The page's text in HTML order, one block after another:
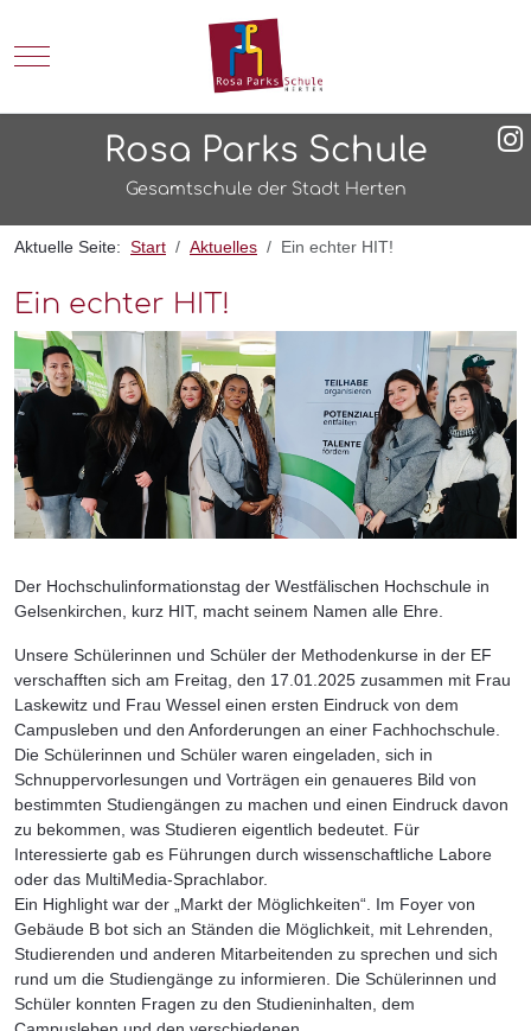
Mobile Menu Toggle
Rosa Parks Schule
Gesamtschule der Stadt Herten
Aktuelle Seite: Start Aktuelles Ein echter HIT!
Ein echter HIT!
Der Hochschulinformationstag der Westfälischen Hochschule in
Gelsenkirchen, kurz HIT, macht seinem Namen alle Ehre.
Unsere Schülerinnen und Schüler der Methodenkurse in der EF
verschafften sich am Freitag, den 17.01.2025 zusammen mit Frau
Laskewitz und Frau Wessel einen ersten Eindruck von dem
Campusleben und den Anforderungen an einer Fachhochschule.
Die Schülerinnen und Schüler waren eingeladen, sich in
Schnuppervorlesungen und Vorträgen ein genaueres Bild von
bestimmten Studiengängen zu machen und einen Eindruck davon
zu bekommen, was Studieren eigentlich bedeutet. Für
Interessierte gab es Führungen durch wissenschaftliche Labore
oder das MultiMedia-Sprachlabor.
Ein Highlight war der „Markt der Möglichkeiten“. Im Foyer von
Gebäude B bot sich an Ständen die Möglichkeit, mit Lehrenden,
Studierenden und anderen Mitarbeitenden zu sprechen und sich
rund um die Studiengänge zu informieren. Die Schülerinnen und
Schüler konnten Fragen zu den Studieninhalten, dem